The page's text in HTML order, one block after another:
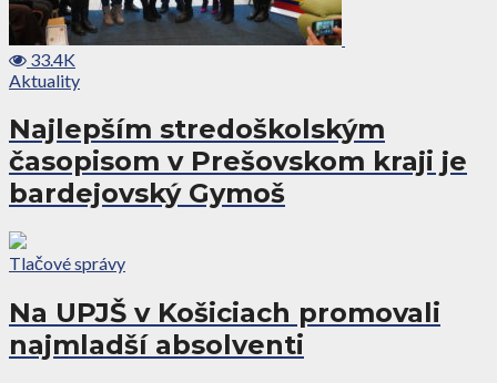
33.4K
Aktuality
Najlepším stredoškolským
časopisom v Prešovskom kraji je
bardejovský Gymoš
Tlačové správy
Na UPJŠ v Košiciach promovali
najmladší absolventi